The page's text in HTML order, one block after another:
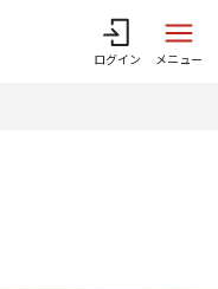
ログイン メニュー